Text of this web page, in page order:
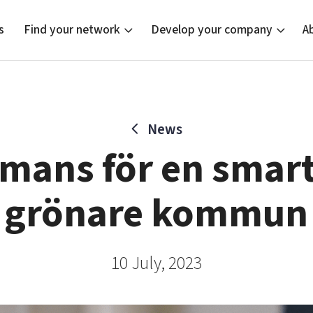
Find your network
East Sweden Tech Women
Reversed mentorship
Develop your company
Talent & skills
Startup & industry collaboration
Offers to boost your business
Locations
News
för en
grönare kommun
10 July, 2023